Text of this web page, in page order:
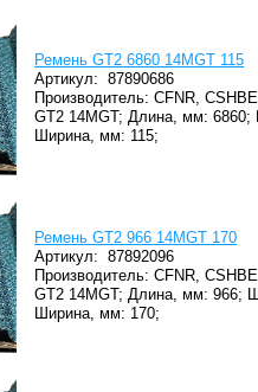
Ремень GT2 6860 14MGT 115
Артикул:87890686
Производитель: CFNR,
GT2 14MGT; Длина, мм: 6860;
Ширина, мм: 115;
Ремень GT2 966 14MGT 170
Артикул:87892096
Производитель: CFNR,
GT2 14MGT; Длина, мм: 966;
Ширина, мм: 170;